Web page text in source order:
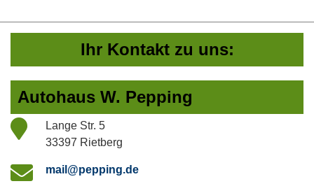
Ihr Kontakt zu uns:
Autohaus W. Pepping
Lange Str. 5
33397 Rietberg
mail@pepping.de